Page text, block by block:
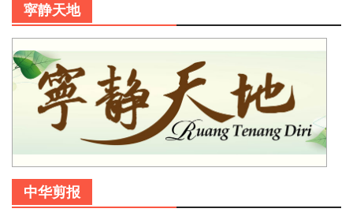
寜静天地
中华剪报